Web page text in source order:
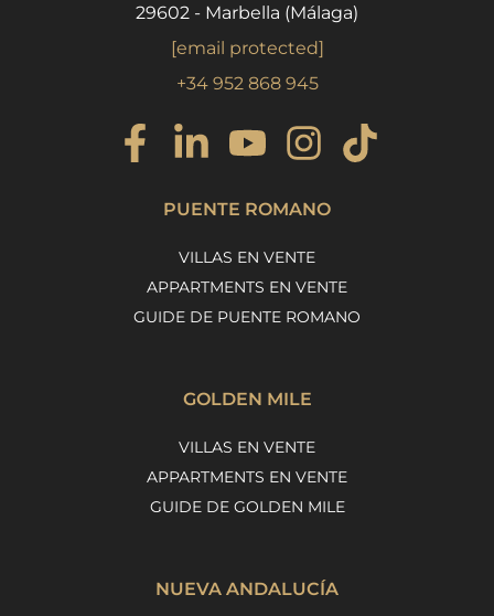
29602 - Marbella (Málaga)
[email protected]
+34 952 868 945
PUENTE ROMANO
VILLAS EN VENTE
APPARTMENTS EN VENTE
GUIDE DE PUENTE ROMANO
GOLDEN MILE
VILLAS EN VENTE
APPARTMENTS EN VENTE
GUIDE DE GOLDEN MILE
NUEVA ANDALUCÍA